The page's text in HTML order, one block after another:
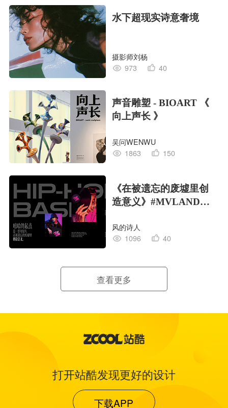
水下超现实诗意奢境
摄影师刘杨
973
40
声音雕塑 - BIOART 《
向上声长 》
吴问WENWU
1863
150
《在被遗忘的废墟里创
造意义》#MVLAND嘻
风的诗人
1096
40
查看更多
打开站酷发现更好的设计
下载APP